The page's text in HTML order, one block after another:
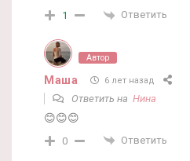
1 Ответить
Автор
Маша 6 лет назад
Ответить на Нина
😊😊😊
0 Ответить